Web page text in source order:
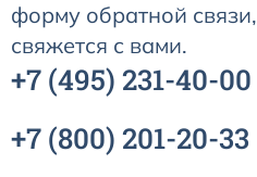
форму обратной
свяжется с вами.
+7 (495) 231-40-00
+7 (800) 201-20-33
Расходные материалы для
Расходные материалы к